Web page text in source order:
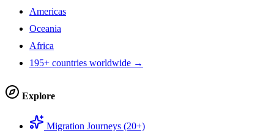
Americas
Oceania
Africa
195+ countries worldwide →
Explore
Migration Journeys (20+)